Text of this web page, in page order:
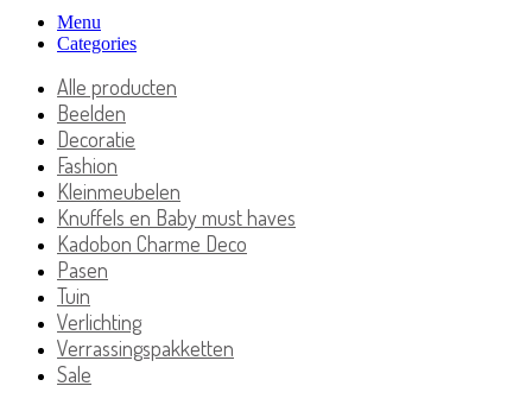
Menu
Categories
Alle producten
Beelden
Decoratie
Fashion
Kleinmeubelen
Knuffels en Baby must haves
Kadobon Charme Deco
Pasen
Tuin
Verlichting
Verrassingspakketten
Sale